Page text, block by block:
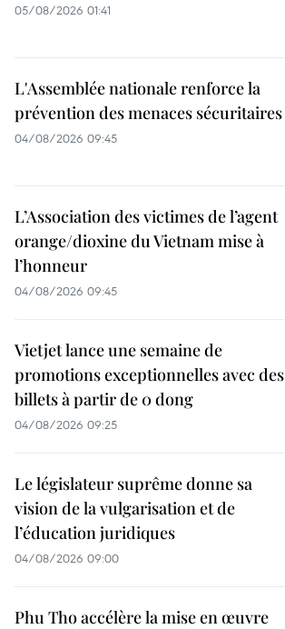
05/08/2026 01:41
L'Assemblée nationale renforce la
prévention des menaces sécuritaires
04/08/2026 09:45
L’Association des victimes de l’agent
orange/dioxine du Vietnam mise à
l’honneur
04/08/2026 09:45
Vietjet lance une semaine de
promotions exceptionnelles avec des
billets à partir de 0 dong
04/08/2026 09:25
Le législateur suprême donne sa
vision de la vulgarisation et de
l’éducation juridiques
04/08/2026 09:00
Phu Tho accélère la mise en œuvre